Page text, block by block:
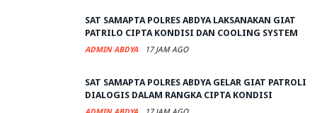
SAT SAMAPTA POLRES ABDYA LAKSANAKAN GIAT
PATRILO CIPTA KONDISI DAN COOLING SYSTEM
ADMIN ABDYA 17 JAM AGO
SAT SAMAPTA POLRES ABDYA GELAR GIAT PATROLI
DIALOGIS DALAM RANGKA CIPTA KONDISI